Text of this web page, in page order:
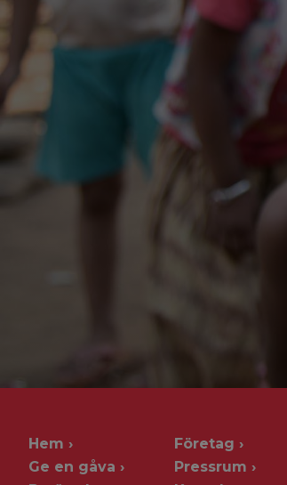
Hem
Ge en gåva
Företag
Pressrum